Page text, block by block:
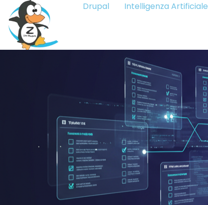
Drupal Intelligenza Artificiale